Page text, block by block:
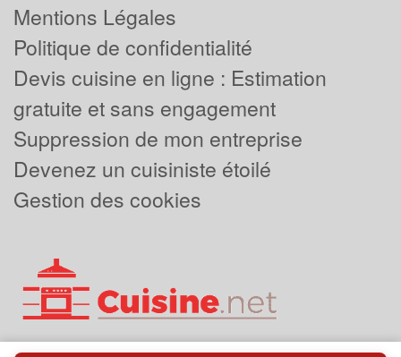
Mentions Légales
Politique de confidentialité
Devis cuisine en ligne : Estimation
gratuite et sans engagement
Suppression de mon entreprise
Devenez un cuisiniste étoilé
Gestion des cookies